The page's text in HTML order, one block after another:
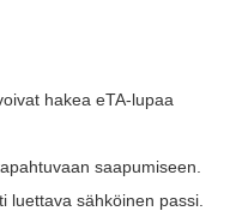
hakea eTA-lupaa
saapumiseen.
luettava sähköinen passi.